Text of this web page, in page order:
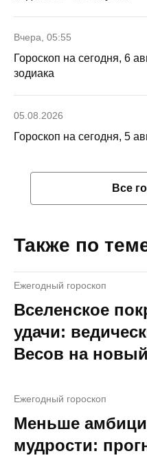
Вчера, 05:55
Гороскоп на сегодня, 6
зодиака
05.08.2026
Гороскоп на сегодня, 5
Все
Также по
Ежегодный гороскоп
Вселенское
удачи:
Весов на
Ежегодный гороскоп
Меньше
мудрости: